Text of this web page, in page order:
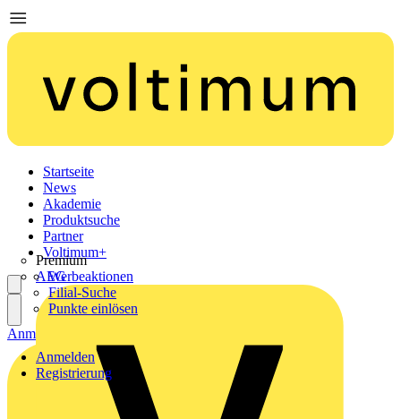
Startseite
News
Akademie
Produktsuche
Partner
Premium
AEG
Voltimum+
Werbeaktionen
Filial-Suche
Punkte einlösen
Anmelden
Registrierung
Anmelden